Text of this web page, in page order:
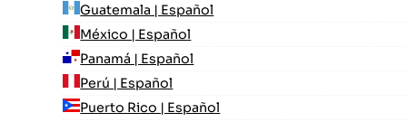
Guatemala | Español
México | Español
Panamá | Español
Perú | Español
Puerto Rico | Español